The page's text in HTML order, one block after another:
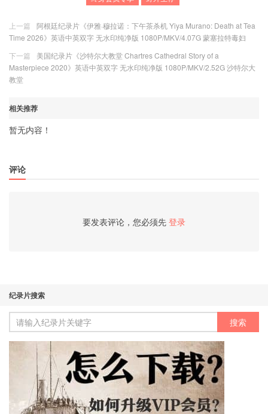
上一篇
阿根廷纪录片《伊雅·穆拉诺：下午茶杀机 Yiya Murano: Death at Tea
Time 2026》英语中英双字 无水印纯净版 1080P/MKV/4.07G 蒙塞拉特毒妇
下一篇
美国纪录片《沙特尔大教堂 Chartres Cathedral Story of a
Masterpiece 2020》英语中英双字 无水印纯净版 1080P/MKV/2.52G 沙特尔大
教堂
相关推荐
暂无内容！
评论
要发表评论，您必须先 登录
纪录片搜索